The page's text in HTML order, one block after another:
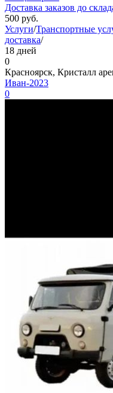
Доставка заказов до
500 руб.
Услуги/Транспортные
доставка/
18 дней
0
Красноярск, Кристалл
Иван-2023
0